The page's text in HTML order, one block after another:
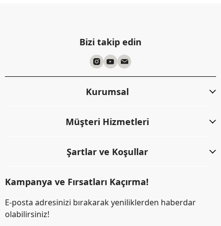
Bizi takip edin
Kurumsal
Müşteri Hizmetleri
Şartlar ve Koşullar
Kampanya ve Fırsatları Kaçırma!
E-posta adresinizi bırakarak yeniliklerden haberdar
olabilirsiniz!